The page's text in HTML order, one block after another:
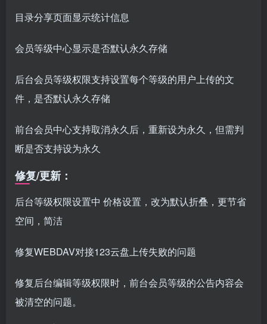
目录分享页面显示统计信息
会员等级中心显示是否默认永久存储
后台会员等级权限支持设置每个等级的用户上传的文
件，是否默认永久存储
前台会员中心支持取消永久后，重新设为永久，但需判
断是否支持设为永久
修复/更新：
后台等级权限设置中 价格设置，改为默认折叠，更节省
空间，简洁
修复WEBDAV对接123云盘上传失败的问题
修复后台编辑等级权限时，前台会员等级的公告内容会
被清空的问题。